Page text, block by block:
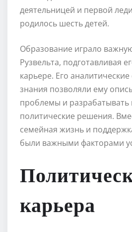
деятельницей и первой
родилось шесть детей.
Образование играло
Рузвельта, подготавливая
карьере. Его
знания позволяли ему
проблемы и
политические решения.
семейная жизнь и
были важными факторами
карьера